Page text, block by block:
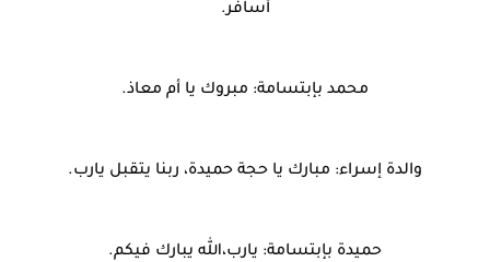
أسافر.
محمد بإبتسامة: مبروك يا أم معاذ.
والدة إسراء: مبارك يا حجة حميدة، ربنا يتقبل يارب.
حميدة بإبتسامة: يارب،الله يبارك فيكم.